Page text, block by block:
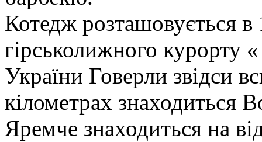
Котедж розташовується в
гірськолижного курорту
України Говерли звідси
кілометрах знаходиться
Яремче знаходиться на